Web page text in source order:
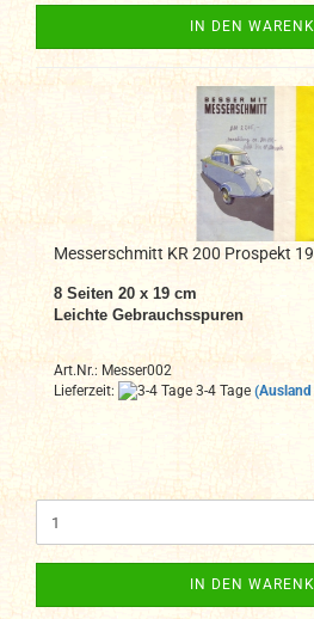
IN DEN
Messerschmitt KR 200 Prospekt
8 Seiten 20 x 19 cm
Leichte Gebrauchsspuren
Art.Nr.: Messer002
Lieferzeit:
3-4 Tage
IN DEN